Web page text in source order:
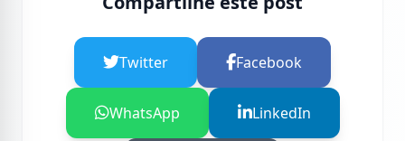
Twitter Facebook
WhatsApp LinkedIn